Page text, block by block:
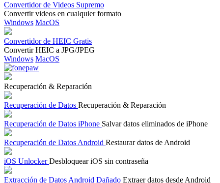
Convertidor de Videos Supremo
Convertir videos en cualquier formato
Windows MacOS
Convertidor de HEIC Gratis
Convertir HEIC a JPG/JPEG
Windows MacOS
Recuperación & Reparación
Recuperación de Datos Recuperación & Reparación
Recuperación de Datos iPhone Salvar datos eliminados de iPhone
Recuperación de Datos Android Restaurar datos de Android
iOS Unlocker Desbloquear iOS sin contraseña
Extracción de Datos Android Dañado Extraer datos desde Android